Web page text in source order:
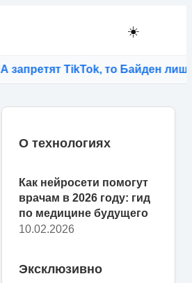
☀️
TikTok, то Байден лишится
О технологиях
Как нейросети помогут
врачам в 2026 году: гид
по медицине будущего
10.02.2026
Эксклюзивно